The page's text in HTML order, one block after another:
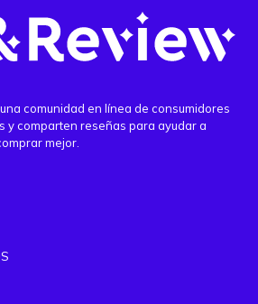
comunidad en línea de consumidores
y comparten reseñas para ayudar a
mejor.